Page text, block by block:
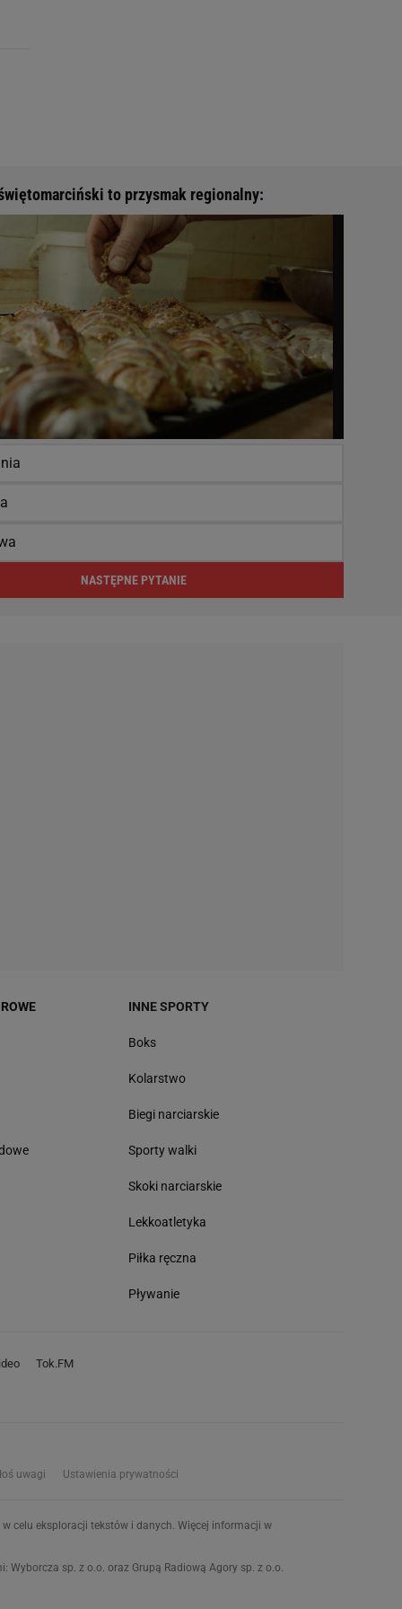
to przysmak regionalny:
NASTĘPNE PYTANIE
INNE SPORTY
Boks
Kolarstwo
Biegi narciarskie
Sporty walki
Skoki narciarskie
Lekkoatletyka
Piłka ręczna
Pływanie
Tok.FM
uwagi Ustawienia prywatności
celu eksploracji tekstów i danych. Więcej informacji w
sp. z o.o. oraz Grupą Radiową Agory sp. z o.o.